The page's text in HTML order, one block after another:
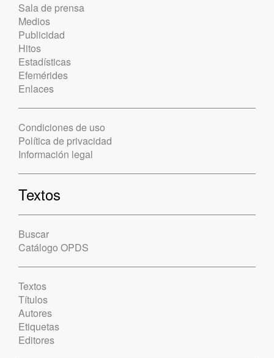
Sala de prensa
Medios
Publicidad
Hitos
Estadísticas
Efemérides
Enlaces
Condiciones de uso
Política de privacidad
Información legal
Textos
Buscar
Catálogo OPDS
Textos
Títulos
Autores
Etiquetas
Editores